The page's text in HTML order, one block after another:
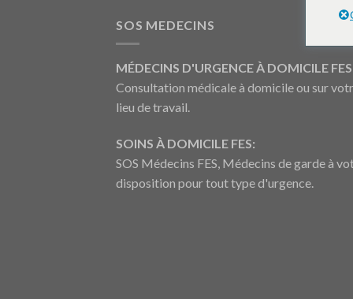
SOS MEDECINS
MÉDECINS D'URGENCE À DOMICILE FES
Consultation médicale à domicile ou sur
lieu de travail.
SOINS À DOMICILE FES:
SOS Médecins FES, Médecins de garde à
disposition pour tout type d'urgence.